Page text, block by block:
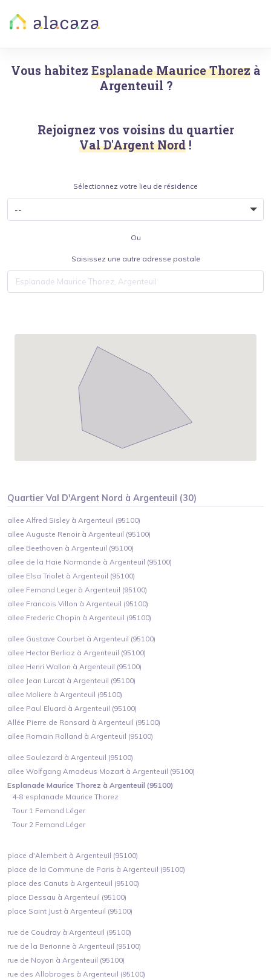
Vous habitez Esplanade Maurice Thorez à
Argenteuil ?
Rejoignez vos voisins du quartier
Val D'Argent Nord !
Sélectionnez votre lieu de résidence
Ou
Saisissez une autre adresse postale
QuartierVal D'Argent Nord àArgenteuil (30)
allee Alfred Sisley à Argenteuil (95100)
allee Auguste Renoir à Argenteuil (95100)
allee Beethoven à Argenteuil (95100)
allee de la Haie Normande à Argenteuil (95100)
allee Elsa Triolet à Argenteuil (95100)
allee Fernand Leger à Argenteuil (95100)
allee Francois Villon à Argenteuil (95100)
allee Frederic Chopin à Argenteuil (95100)
allee Gustave Courbet à Argenteuil (95100)
allee Hector Berlioz à Argenteuil (95100)
allee Henri Wallon à Argenteuil (95100)
allee Jean Lurcat à Argenteuil (95100)
allee Moliere à Argenteuil (95100)
allee Paul Eluard à Argenteuil (95100)
Allée Pierre de Ronsard à Argenteuil (95100)
allee Romain Rolland à Argenteuil (95100)
allee Soulezard à Argenteuil (95100)
allee Wolfgang Amadeus Mozart à Argenteuil (95100)
Esplanade Maurice Thorez à Argenteuil (95100)
4-8 esplanade Maurice Thorez
Tour 1 Fernand Léger
Tour 2 Fernand Léger
place d'Alembert à Argenteuil (95100)
place de la Commune de Paris à Argenteuil (95100)
place des Canuts à Argenteuil (95100)
place Dessau à Argenteuil (95100)
place Saint Just à Argenteuil (95100)
rue de Coudray à Argenteuil (95100)
rue de la Berionne à Argenteuil (95100)
rue de Noyon à Argenteuil (95100)
rue des Allobroges à Argenteuil (95100)